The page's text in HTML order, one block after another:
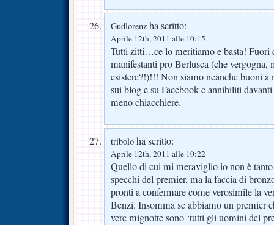
Gudlorenz ha scritto:
Aprile 12th, 2011 alle 10:15
Tutti zitti…ce lo meritiamo e basta! Fuori
manifestanti pro Berlusca (che vergogna,
esistere?!)!!! Non siamo neanche buoni a
sui blog e su Facebook e annihiliti
meno chiacchiere.
tribolo ha scritto:
Aprile 12th, 2011 alle 10:22
Quello di cui mi meraviglio io non è
specchi del premier, ma la faccia di
pronti a confermare come verosimile la
Benzi. Insomma se abbiamo un premier
vere mignotte sono ‘tutti gli uomini del